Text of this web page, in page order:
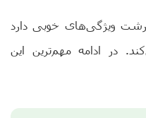
ویژگی‌های خوبی دارد
در ادامه مهم‌ترین این